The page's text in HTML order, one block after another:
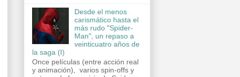
Desde el menos
carismático hasta el
más rudo "Spider-
Man", un repaso a
veinticuatro años de
la saga (I)
Once películas (entre acción real
y animación), varios spin-offs y